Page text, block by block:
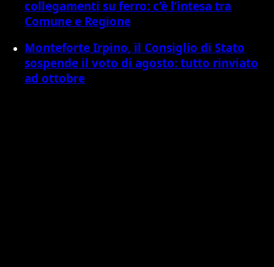
collegamenti su ferro: c’è l’intesa tra
Comune e Regione
Monteforte Irpino, il Consiglio di Stato
sospende il voto di agosto: tutto rinviato
ad ottobre